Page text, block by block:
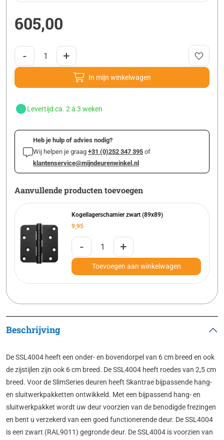
605,00
- +
In mijn winkelwagen
Levertijd ca. 2 á 3 weken
Heb je hulp of advies nodig?
Wij helpen je graag +31 (0)252 347 395 of
klantenservice@mijndeurenwinkel.nl
Aanvullende producten toevoegen
Kogellagerscharnier zwart (89x89)
9,95
- +
Toevoegen aan winkelwagen
Beschrijving
De SSL4004 heeft een onder- en bovendorpel van 6 cm breed en ook
de zijstijlen zijn ook 6 cm breed. De SSL4004 heeft roedes van 2,5 cm
breed. Voor de SlimSeries deuren heeft Skantrae bijpassende hang-
en sluitwerkpakketten ontwikkeld. Met een bijpassend hang- en
sluitwerkpakket wordt uw deur voorzien van de benodigde frezingen
en bent u verzekerd van een goed functionerende deur. De SSL4004
is een zwart (RAL9011) gegronde deur. De SSL4004 is voorzien van